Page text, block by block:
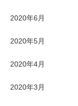
2020年6月
2020年5月
2020年4月
2020年3月